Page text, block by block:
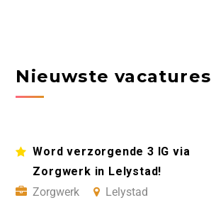
Nieuwste vacatures
Word verzorgende 3 IG via
Zorgwerk in Lelystad!
Zorgwerk
Lelystad